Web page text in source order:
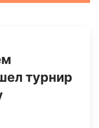
турнир